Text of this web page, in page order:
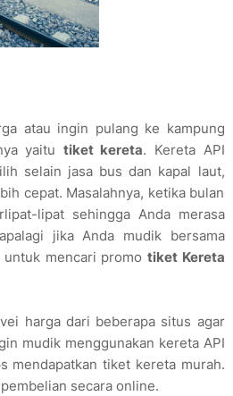
atau ingin pulang ke kampung
yaitu tiket kereta. Kereta API
selain jasa bus dan kapal laut,
cepat. Masalahnya, ketika bulan
lipat sehingga Anda merasa
jika Anda mudik bersama
mencari promo tiket Kereta
harga dari beberapa situs agar
mudik menggunakan kereta API
mendapatkan tiket kereta murah.
secara online.